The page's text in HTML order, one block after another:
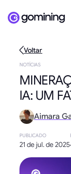
Voltar
NOTÍCIAS
IA: UM
Aimara
PUBLICADO
21 de jul. de 2025